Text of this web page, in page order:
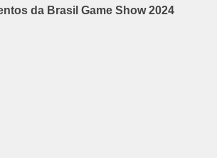
da Brasil Game Show 2024